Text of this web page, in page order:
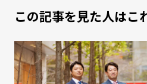
この記事を見た人はこ